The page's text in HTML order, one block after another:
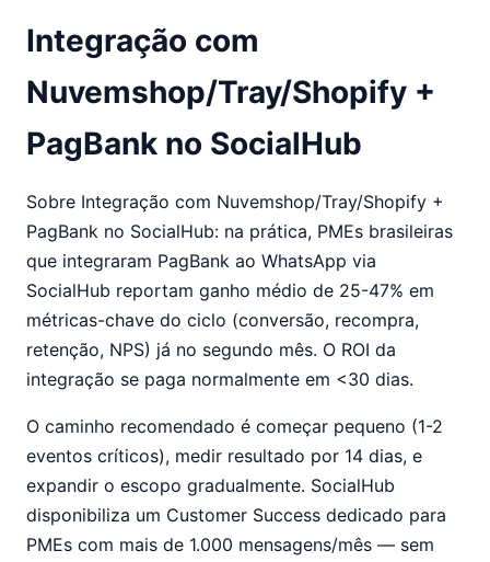
Integração com
Nuvemshop/Tray/Shopify +
PagBank no SocialHub
Sobre Integração com Nuvemshop/Tray/Shopify +
PagBank no SocialHub: na prática, PMEs brasileiras
que integraram PagBank ao WhatsApp via
SocialHub reportam ganho médio de 25-47% em
métricas-chave do ciclo (conversão, recompra,
retenção, NPS) já no segundo mês. O ROI da
integração se paga normalmente em <30 dias.
O caminho recomendado é começar pequeno (1-2
eventos críticos), medir resultado por 14 dias, e
expandir o escopo gradualmente. SocialHub
disponibiliza um Customer Success dedicado para
PMEs com mais de 1.000 mensagens/mês — sem